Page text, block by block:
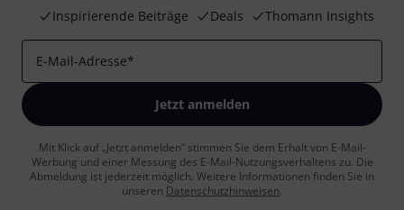
Inspirierende Beiträge
Deals Thomann Insights
E-Mail-Adresse*
Jetzt anmelden
Mit Klick auf „Jetzt anmelden“ stimmen Sie dem Erhalt von E-Mail-
Werbung und einer Messung des E-Mail-Nutzungsverhaltens zu. Die
Abmeldung ist jederzeit möglich. Weitere Informationen finden Sie in
unseren Datenschutzhinweisen.